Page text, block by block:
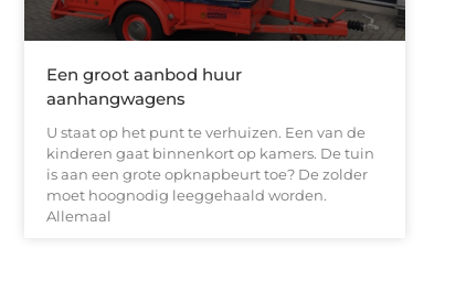
Een groot aanbod huur
aanhangwagens
U staat op het punt te verhuizen. Een van de
kinderen gaat binnenkort op kamers. De tuin
is aan een grote opknapbeurt toe? De zolder
moet hoognodig leeggehaald worden.
Allemaal